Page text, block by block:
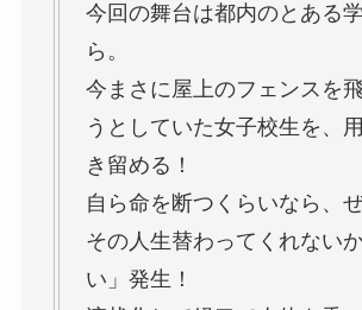
今回の舞台は都内のとある
ら。
今まさに屋上のフェンスを
うとしていた女子校生を、
き留める！
自ら命を断つくらいなら、
その人生替わってくれない
い」発生！